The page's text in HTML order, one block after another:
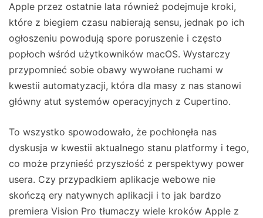
Apple przez ostatnie lata również podejmuje kroki,
które z biegiem czasu nabierają sensu, jednak po ich
ogłoszeniu powodują spore poruszenie i często
popłoch wśród użytkowników macOS. Wystarczy
przypomnieć sobie obawy wywołane ruchami w
kwestii automatyzacji, która dla masy z nas stanowi
główny atut systemów operacyjnych z Cupertino.
To wszystko spowodowało, że pochłonęła nas
dyskusja w kwestii aktualnego stanu platformy i tego,
co może przynieść przyszłość z perspektywy power
usera. Czy przypadkiem aplikacje webowe nie
skończą ery natywnych aplikacji i to jak bardzo
premiera Vision Pro tłumaczy wiele kroków Apple z